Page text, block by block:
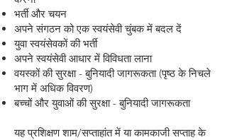
भर्ती और चयन
अपने संगठन को एक स्वयंसेवी चुंबक में बदल दें
युवा स्वयंसेवकों की भर्ती
अपने स्वयंसेवी आधार में विविधता लाना
वयस्कों की सुरक्षा - बुनियादी जागरूकता (पृष्ठ के निचले
भाग में अधिक विवरण)
बच्चों और युवाओं की सुरक्षा - बुनियादी जागरूकता
यह प्रशिक्षण शाम/सप्ताहांत में या कामकाजी सप्ताह के